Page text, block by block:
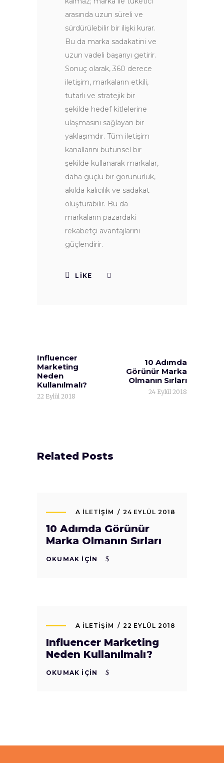
arasında uzun süreli ve
sürdürülebilir bir ilişki kurar.
Bu da marka sadakatini ve
uzun vadeli başarıyı getirir.
Sonuç olarak, 360 derece
iletişim, markaların etkili,
tutarlı ve stratejik bir
şekilde hedef kitlelerine
ulaşmasını sağlayan bir
yaklaşımdır. Tüm iletişim
kanallarını bütünsel bir
şekilde kullanarak markalar,
daha güçlü bir görünürlük,
akılda kalıcılık ve sadakat
oluşturabilir. Bu da
markaların pazardaki
rekabetçi avantajlarını
güçlendirir.
LIKE
Influencer
Marketing
Neden
Kullanılmalı?
22 Eylül 2018
10 Adımda
Görünür Marka
Olmanın Sırları
24 Eylül 2018
Related Posts
A İLETIŞIM 24 EYLÜL 2018
10 Adımda Görünür
Marka Olmanın Sırları
OKUMAK İÇIN
A İLETIŞIM 22 EYLÜL 2018
Influencer Marketing
Neden Kullanılmalı?
OKUMAK İÇIN